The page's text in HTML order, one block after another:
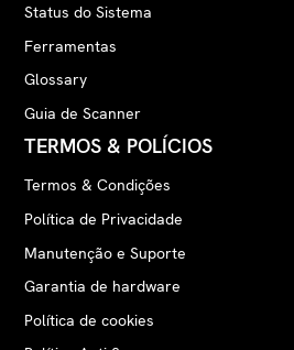
Status do Sistema
Ferramentas
Glossary
Guia de Scanner
TERMOS & POLÍCIOS
Termos & Condições
Política de Privacidade
Manutenção e Suporte
Garantia de hardware
Política de cookies